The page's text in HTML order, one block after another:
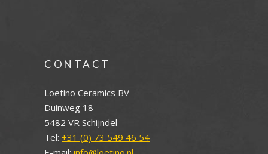
CONTACT
Loetino Ceramics BV
Duinweg 18
5482 VR Schijndel
Tel: +31 (0) 73 549 46 54